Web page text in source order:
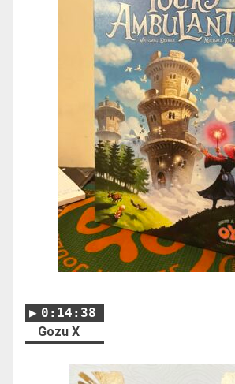
0:14:38
Gozu X